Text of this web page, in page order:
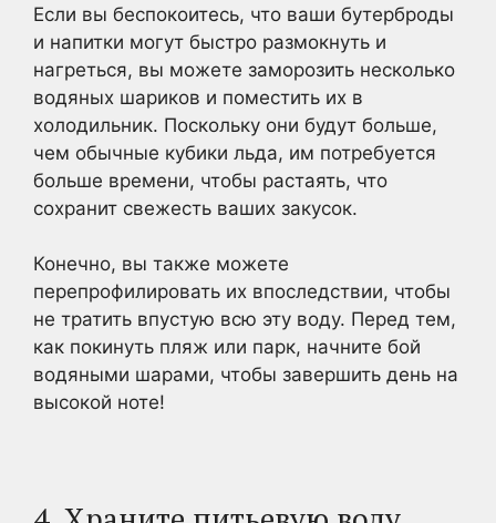
Если вы беспокоитесь, что ваши бутерброды
и напитки могут быстро размокнуть и
нагреться, вы можете заморозить несколько
водяных шариков и поместить их в
холодильник. Поскольку они будут больше,
чем обычные кубики льда, им потребуется
больше времени, чтобы растаять, что
сохранит свежесть ваших закусок.
Конечно, вы также можете
перепрофилировать их впоследствии, чтобы
не тратить впустую всю эту воду. Перед тем,
как покинуть пляж или парк, начните бой
водяными шарами, чтобы завершить день на
высокой ноте!